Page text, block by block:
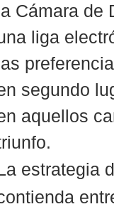
Cámara de
liga
segundo
aquellos
estrategia